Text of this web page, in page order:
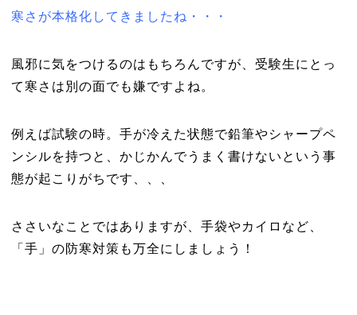
寒さが本格化してきましたね・・・
風邪に気をつけるのはもちろんですが、受験生にとっ
て寒さは別の面でも嫌ですよね。
例えば試験の時。手が冷えた状態で鉛筆やシャープペ
ンシルを持つと、かじかんでうまく書けないという事
態が起こりがちです、、、
ささいなことではありますが、手袋やカイロなど、
「手」の防寒対策も万全にしましょう！